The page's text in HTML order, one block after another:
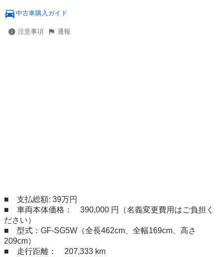
中古車購入ガイド
注意事項 通報
■　支払総額: 39万円
■　車両本体価格：　390,000 円（名義変更費用はご負担く
ださい）
■　型式：GF-SG5W（全長462cm、全幅169cm、高さ
209cm）
■　走行距離：　207,333 km